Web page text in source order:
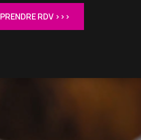
PRENDRE RDV >>>